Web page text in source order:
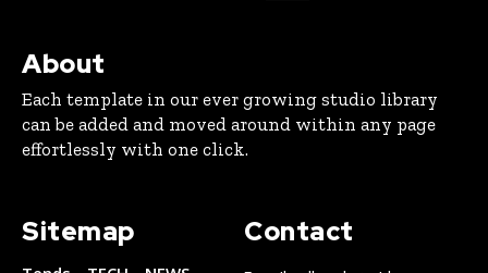
About
Each template in our ever growing studio library
can be added and moved around within any page
effortlessly with one click.
Sitemap Contact